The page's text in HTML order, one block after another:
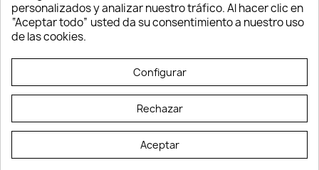
Verano y playa
Vestuario laboral
© LEVELPRINT - 2026
personalizados y analizar nuestro tráfico. Al hacer clic en
“Aceptar todo” usted da su consentimiento a nuestro uso
de las cookies.
Configurar
Rechazar
Aceptar